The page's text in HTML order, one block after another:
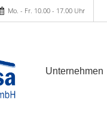
Mo. - Fr. 10.00 - 17.00 Uhr
Unternehmen